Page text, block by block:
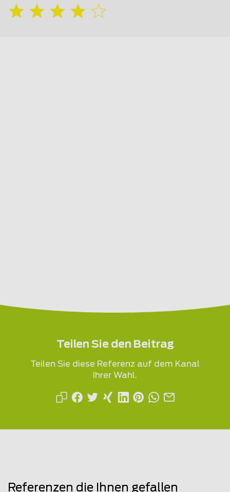
Teilen Sie den Beitrag
Teilen Sie diese Referenz auf dem Kanal
Ihrer Wahl.
Referenzen die Ihnen gefallen